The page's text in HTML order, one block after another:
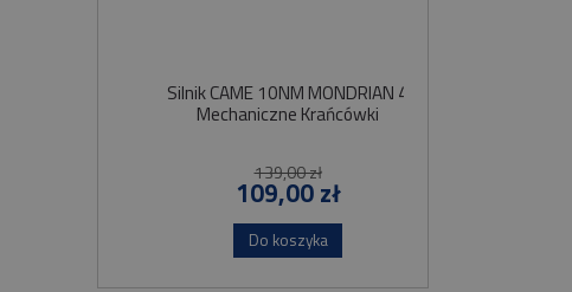
Silnik CAME 10NM MONDRIAN 4
Mechaniczne Krańcówki
139,00 zł
109,00 zł
Do koszyka